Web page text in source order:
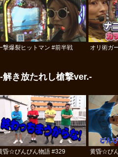
撃爆裂ヒットマン #前半戦 オリ術ガ
き放たれし槍撃ver.‐
昏☆びんびん物語 #329 黄昏☆び